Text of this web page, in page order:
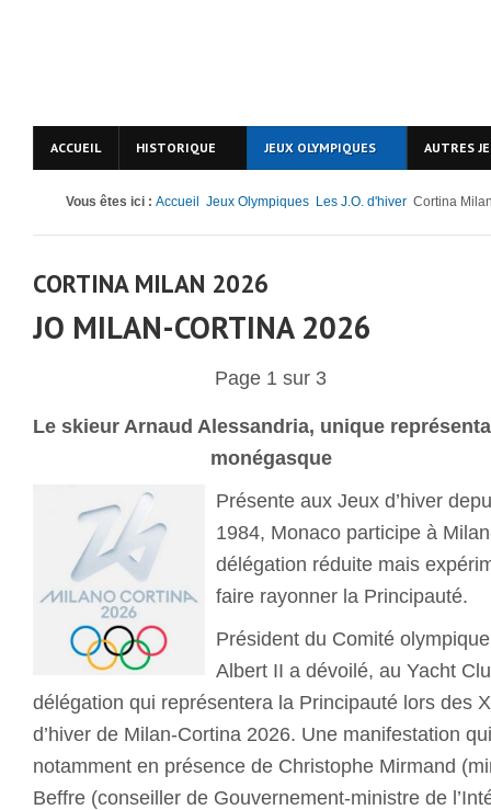
ACCUEIL HISTORIQUE JEUX OLYMPIQUES AUTRES
Vous êtes ici : Accueil Jeux Olympiques Les J.O. d'hiver Cortina
CORTINA MILAN 2026
JO MILAN-CORTINA 2026
Page 1 sur 3
Le skieur Arnaud Alessandria, unique
monégasque
Présente aux Jeux d’hiver
1984, Monaco participe à
délégation réduite mais
faire rayonner la Principauté.
Président du Comité
Albert II a dévoilé, au Yacht
délégation qui représentera la Principauté lors des
d’hiver de Milan-Cortina 2026. Une manifestation
notamment en présence de Christophe Mirmand
Beffre (conseiller de Gouvernement-ministre de